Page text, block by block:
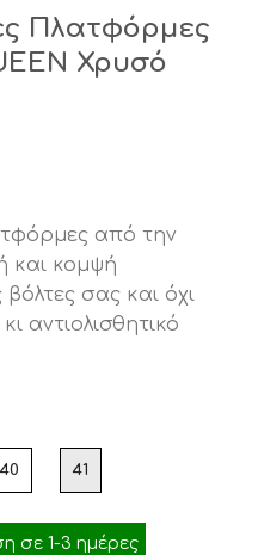
Πλατφόρμες
Χρυσό
από την
και κομψή
σας και όχι
αντιολισθητικό
40 41
1-3 ημέρες